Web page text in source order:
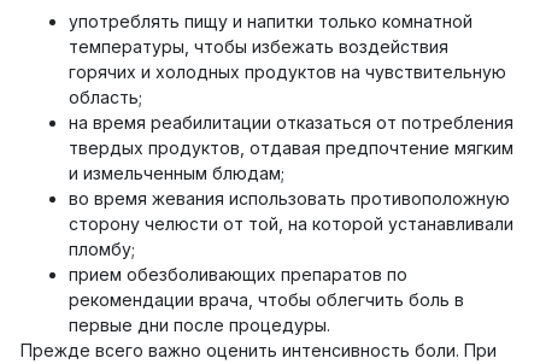
употреблять пищу и напитки только комнатной
температуры, чтобы избежать воздействия
горячих и холодных продуктов на чувствительную
область;
на время реабилитации отказаться от потребления
твердых продуктов, отдавая предпочтение мягким
и измельченным блюдам;
во время жевания использовать противоположную
сторону челюсти от той, на которой устанавливали
пломбу;
прием обезболивающих препаратов по
рекомендации врача, чтобы облегчить боль в
первые дни после процедуры.
Прежде всего важно оценить интенсивность боли. При